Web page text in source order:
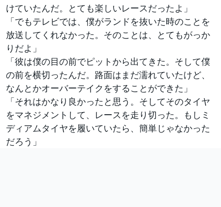
けていたんだ。とても楽しいレースだったよ」
「でもテレビでは、僕がランドを抜いた時のことを
放送してくれなかった。そのことは、とてもがっか
りだよ」
「彼は僕の目の前でピットから出てきた。そして僕
の前を横切ったんだ。路面はまだ濡れていたけど、
なんとかオーバーテイクをすることができた」
「それはかなり良かったと思う。そしてそのタイヤ
をマネジメントして、レースを走り切った。もしミ
ディアムタイヤを履いていたら、簡単じゃなかった
だろう」